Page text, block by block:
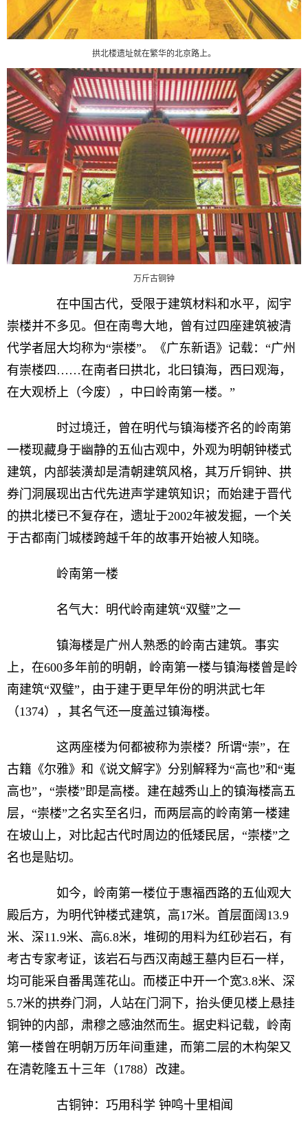
拱北楼遗址就在繁华的北京路上。
万斤古铜钟
在中国古代，受限于建筑材料和水平，闳宇
崇楼并不多见。但在南粤大地，曾有过四座建筑被清
代学者屈大均称为“崇楼”。《广东新语》记载：“广州
有崇楼四……在南者曰拱北，北曰镇海，西曰观海，
在大观桥上（今废），中曰岭南第一楼。”
时过境迁，曾在明代与镇海楼齐名的岭南第
一楼现藏身于幽静的五仙古观中，外观为明朝钟楼式
建筑，内部装潢却是清朝建筑风格，其万斤铜钟、拱
券门洞展现出古代先进声学建筑知识；而始建于晋代
的拱北楼已不复存在，遗址于2002年被发掘，一个关
于古都南门城楼跨越千年的故事开始被人知晓。
岭南第一楼
名气大：明代岭南建筑“双璧”之一
镇海楼是广州人熟悉的岭南古建筑。事实
上，在600多年前的明朝，岭南第一楼与镇海楼曾是岭
南建筑“双璧”，由于建于更早年份的明洪武七年
（1374），其名气还一度盖过镇海楼。
这两座楼为何都被称为崇楼？所谓“崇”，在
古籍《尔雅》和《说文解字》分别解释为“高也”和“嵬
高也”，“崇楼”即是高楼。建在越秀山上的镇海楼高五
层，“崇楼”之名实至名归，而两层高的岭南第一楼建
在坡山上，对比起古代时周边的低矮民居，“崇楼”之
名也是贴切。
如今，岭南第一楼位于惠福西路的五仙观大
殿后方，为明代钟楼式建筑，高17米。首层面阔13.9
米、深11.9米、高6.8米，堆砌的用料为红砂岩石，有
考古专家考证，该岩石与西汉南越王墓内巨石一样，
均可能采自番禺莲花山。而楼正中开一个宽3.8米、深
5.7米的拱券门洞，人站在门洞下，抬头便见楼上悬挂
铜钟的内部，肃穆之感油然而生。据史料记载，岭南
第一楼曾在明朝万历年间重建，而第二层的木构架又
在清乾隆五十三年（1788）改建。
古铜钟：巧用科学 钟鸣十里相闻